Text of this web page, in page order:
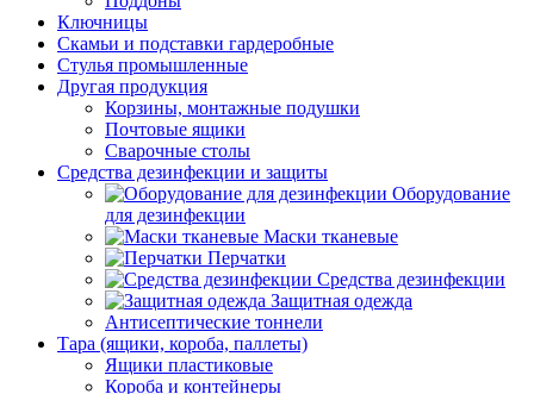
Ключницы
Скамьи и подставки гардеробные
Стулья промышленные
Другая продукция
Корзины, монтажные подушки
Почтовые ящики
Сварочные столы
Средства дезинфекции и защиты
Оборудование
для дезинфекции
Маски тканевые
Перчатки
Средства дезинфекции
Защитная одежда
Антисептические тоннели
Тара (ящики, короба, паллеты)
Ящики пластиковые
Короба и контейнеры